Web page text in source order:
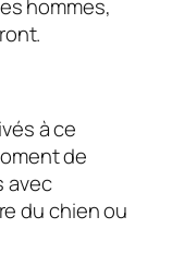
hommes,
à ce
de
avec
du chien ou